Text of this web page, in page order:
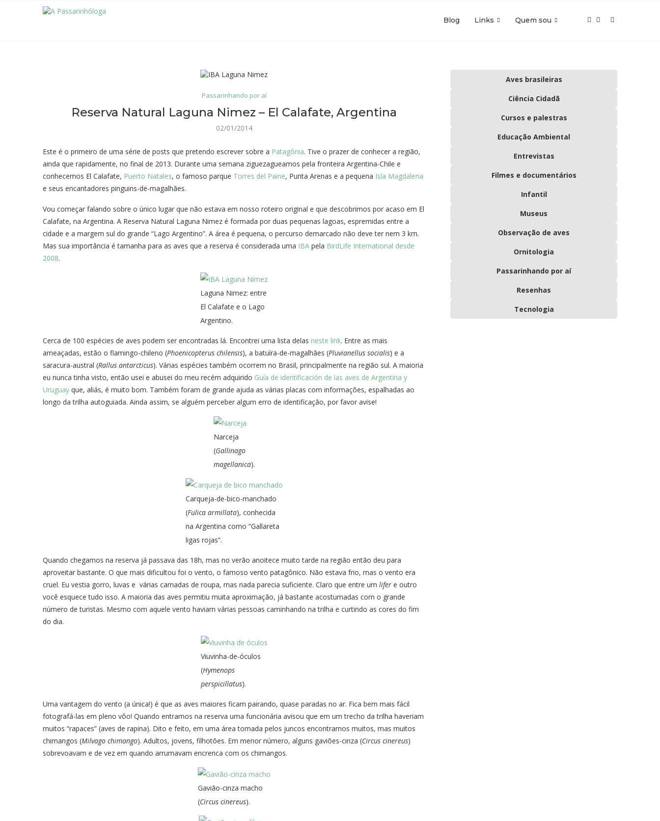
Blog Links Quem sou
Passarinhando por aí
Reserva Natural Laguna Nimez – El Calafate, Argentina
02/01/2014
Este é o primeiro de uma série de posts que pretendo escrever sobre a Patagônia. Tive o prazer de conhecer a região,
ainda que rapidamente, no final de 2013. Durante uma semana ziguezagueamos pela fronteira Argentina-Chile e
conhecemos El Calafate, Puerto Natales, o famoso parque Torres del Paine, Punta Arenas e a pequena Isla Magdalena
e seus encantadores pinguins-de-magalhães.
Vou começar falando sobre o único lugar que não estava em nosso roteiro original e que descobrimos por acaso em El
Calafate, na Argentina. A Reserva Natural Laguna Nimez é formada por duas pequenas lagoas, espremidas entre a
cidade e a margem sul do grande “Lago Argentino”. A área é pequena, o percurso demarcado não deve ter nem 3 km.
Mas sua importância é tamanha para as aves que a reserva é considerada uma IBA pela BirdLife International desde
2008.
Laguna Nimez: entre
El Calafate e o Lago
Argentino.
Cerca de 100 espécies de aves podem ser encontradas lá. Encontrei uma lista delas neste link. Entre as mais
ameaçadas, estão o flamingo-chileno (Phoenicopterus chilensis), a batuíra-de-magalhães (Pluvianellus socialis) e a
saracura-austral (Rallus antarcticus). Várias espécies também ocorrem no Brasil, principalmente na região sul. A maioria
eu nunca tinha visto, então usei e abusei do meu recém adquirido Guía de identificación de las aves de Argentina y
Uruguay que, aliás, é muito bom. Também foram de grande ajuda as várias placas com informações, espalhadas ao
longo da trilha autoguiada. Ainda assim, se alguém perceber algum erro de identificação, por favor avise!
Narceja
(Gallinago
magellanica).
Carqueja-de-bico-manchado
(Fulica armillata), conhecida
na Argentina como “Gallareta
ligas rojas”.
Quando chegamos na reserva já passava das 18h, mas no verão anoitece muito tarde na região então deu para
aproveitar bastante. O que mais dificultou foi o vento, o famoso vento patagônico. Não estava frio, mas o vento era
cruel. Eu vestia gorro, luvas e várias camadas de roupa, mas nada parecia suficiente. Claro que entre um lifer e outro
você esquece tudo isso. A maioria das aves permitiu muita aproximação, já bastante acostumadas com o grande
número de turistas. Mesmo com aquele vento haviam várias pessoas caminhando na trilha e curtindo as cores do fim
do dia.
Viuvinha-de-óculos
(Hymenops
perspicillatus).
Uma vantagem do vento (a única!) é que as aves maiores ficam pairando, quase paradas no ar. Fica bem mais fácil
fotografá-las em pleno vôo! Quando entramos na reserva uma funcionária avisou que em um trecho da trilha haveriam
muitos “rapaces” (aves de rapina). Dito e feito, em uma área tomada pelos juncos encontramos muitos, mas muitos
chimangos (Milvago chimango). Adultos, jovens, filhotões. Em menor número, alguns gaviões-cinza (Circus cinereus)
sobrevoavam e de vez em quando arrumavam encrenca com os chimangos.
Gavião-cinza macho
(Circus cinereus).
Aves brasileiras
Ciência Cidadã
Cursos e palestras
Educação Ambiental
Entrevistas
Filmes e documentários
Infantil
Museus
Observação de aves
Ornitologia
Passarinhando por aí
Resenhas
Tecnologia